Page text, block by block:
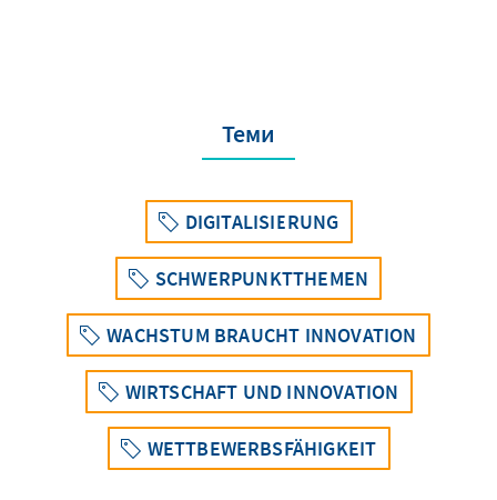
Теми
DIGITALISIERUNG
SCHWERPUNKTTHEMEN
WACHSTUM BRAUCHT INNOVATION
WIRTSCHAFT UND INNOVATION
WETTBEWERBSFÄHIGKEIT